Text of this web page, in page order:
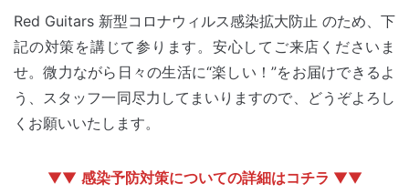
Red Guitars 新型コロナウィルス感染拡大防止 のため、下
記の対策を講じて参ります。安心してご来店くださいま
せ。微力ながら日々の生活に“楽しい！”をお届けできるよ
う、スタッフ一同尽力してまいりますので、どうぞよろし
くお願いいたします。
▼▼ 感染予防対策についての詳細はコチラ ▼▼